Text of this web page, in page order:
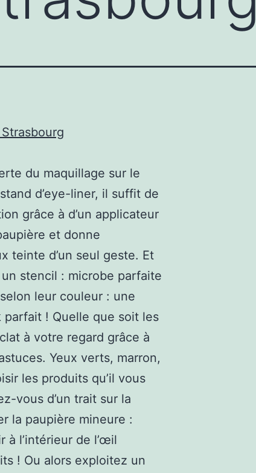
du maquillage sur le
d’eye-liner, il suffit de
grâce à d’un applicateur
et donne
teinte d’un seul geste. Et
stencil : microbe parfaite
leur couleur : une
! Quelle que soit les
à votre regard grâce à
Yeux verts, marron,
les produits qu’il vous
vous d’un trait sur la
la paupière mineure :
à l’intérieur de l’œil
! Ou alors exploitez un